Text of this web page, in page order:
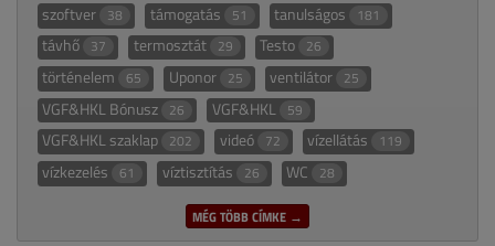
szoftver 38 támogatás 51 tanulságos 181
távhő 37 termosztát 29 Testo 26
történelem 65 Uponor 25 ventilátor 25
VGF&HKL Bónusz 26 VGF&HKL 59
VGF&HKL szaklap 202 videó 72 vízellátás 119
vízkezelés 61 víztisztítás 26 WC 28
MÉG TÖBB CÍMKE →